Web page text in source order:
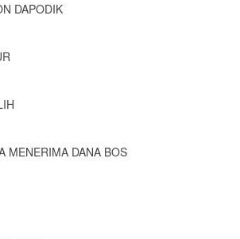
DAPODIK
MENERIMA DANA BOS